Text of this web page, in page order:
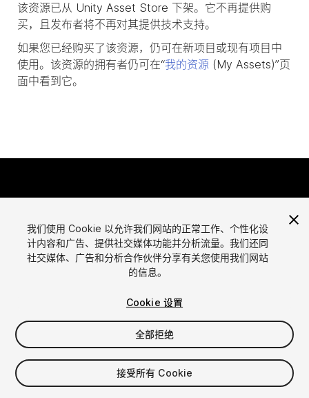
该资源已从 Unity Asset Store 下架。它不再提供购
买，且发布者将不再对其提供技术支持。
如果您已经购买了该资源，仍可在新项目或现有项目中
使用。该资源的拥有者仍可在“我的资源 (My Assets)”页
面中看到它。
语言
日本語
通过Unity出售资源
出售资源
资源上传指南
发布商登录
常见问题
我们使用 Cookie 以允许我们网站的正常工作、个性化设
计内容和广告、提供社交媒体功能并分析流量。我们还同
社交媒体、广告和分析合作伙伴分享有关您使用我们网站
的信息。
Cookie 设置
全部拒绝
接受所有 Cookie